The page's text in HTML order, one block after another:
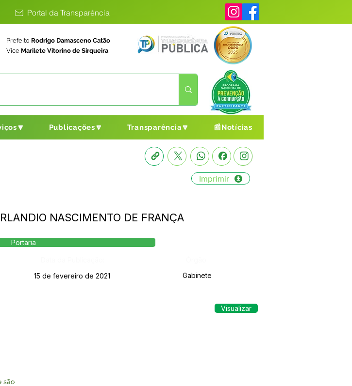
Portal da Transparência
Prefeito Rodrigo Damasceno Catão
Vice Marilete Vitorino de Sirqueira
Publicações🔽 Transparência🔽 📰Notícias
Imprimir
NASCIMENTO DE FRANÇA
Portaria
15 de fevereiro de 2021 Gabinete
são
Visualizar